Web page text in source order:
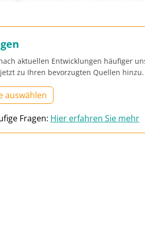
aktuellen Entwicklungen häufiger
zu Ihren bevorzugten Quellen hinzu.
auswählen
Fragen: Hier erfahren Sie mehr